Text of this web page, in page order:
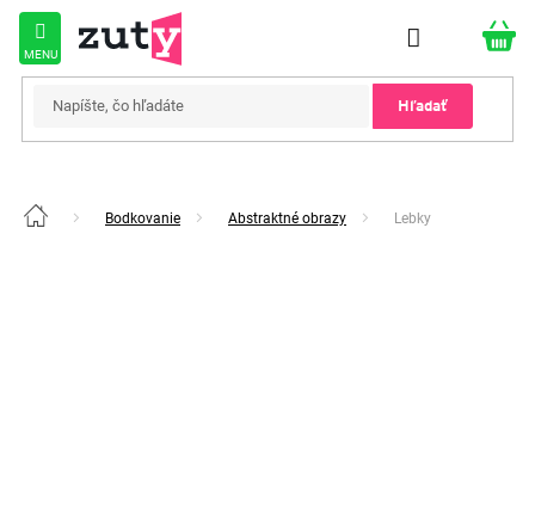
Prejsť
obsah
Hľadať
Domov Bodkovanie Abstraktné obrazy Lebky